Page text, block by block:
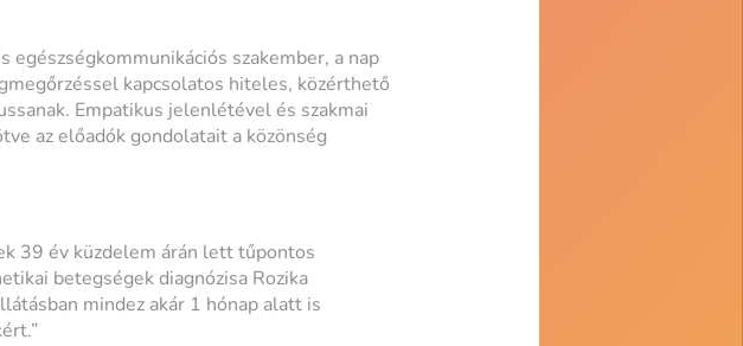
egészségkommunikációs szakember, a nap
kapcsolatos hiteles, közérthető
Empatikus jelenlétével és szakmai
az előadók gondolatait a közönség
39 év küzdelem árán lett tűpontos
betegségek diagnózisa Rozika
mindez akár 1 hónap alatt is